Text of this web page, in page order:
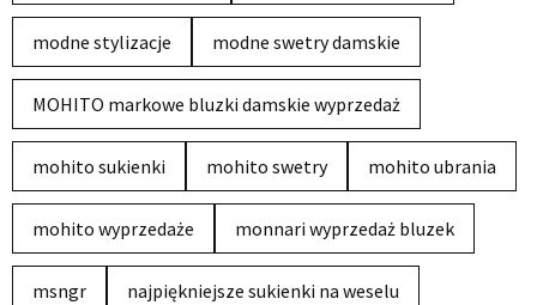
modne stylizacje modne swetry damskie
MOHITO markowe bluzki damskie wyprzedaż
mohito sukienki mohito swetry mohito ubrania
mohito wyprzedaże monnari wyprzedaż bluzek
msngr najpiękniejsze sukienki na weselu